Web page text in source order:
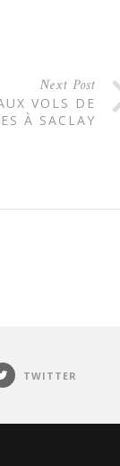
Next Post
VOLS DE
À SACLAY
TWITTER